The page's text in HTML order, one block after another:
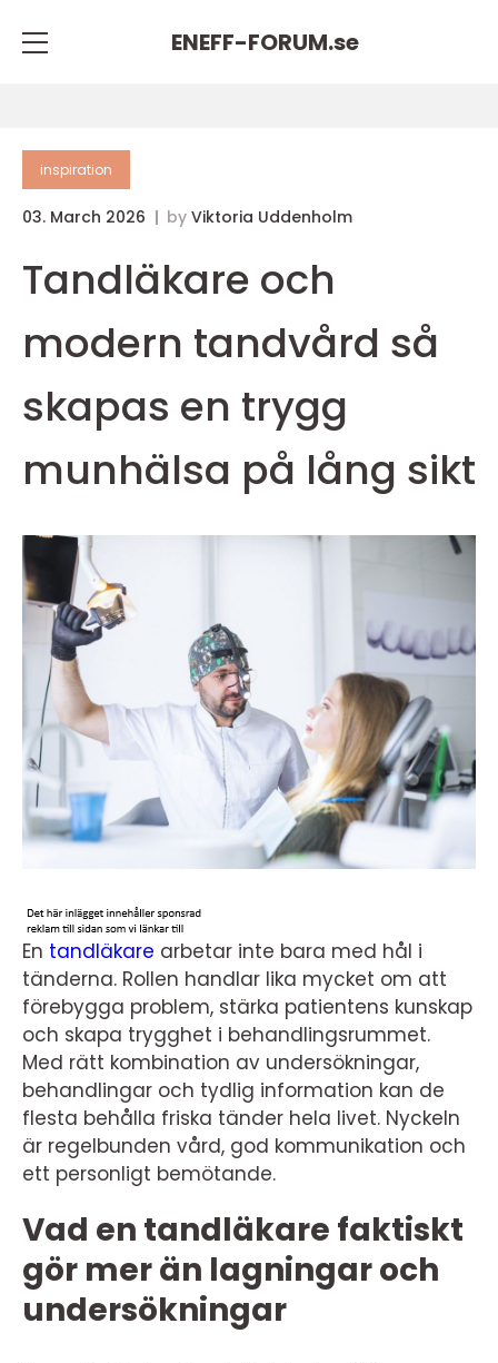
ENEFF-FORUM.se
inspiration
03. March 2026 by Viktoria Uddenholm
Tandläkare och
modern tandvård så
skapas en trygg
munhälsa på lång sikt
En tandläkare arbetar inte bara med hål i
tänderna. Rollen handlar lika mycket om att
förebygga problem, stärka patientens kunskap
och skapa trygghet i behandlingsrummet.
Med rätt kombination av undersökningar,
behandlingar och tydlig information kan de
flesta behålla friska tänder hela livet. Nyckeln
är regelbunden vård, god kommunikation och
ett personligt bemötande.
Vad en tandläkare faktiskt
gör mer än lagningar och
undersökningar